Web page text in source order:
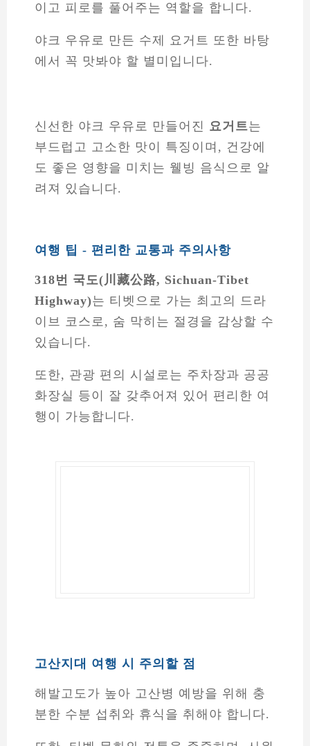
신선한 야크 우유로 만들어진 요거트는
부드럽고 고소한 맛이 특징이며, 건강에
여행 팁 - 편리한 교통과 주의사항
318번 국도(川藏公路, Sichuan-Tibet
있습니다.
또한, 관광 편의 시설로는 주차장과 공공
화장실 등이 잘 갖추어져 있어 편리한 여
행이 가능합니다.
니다.